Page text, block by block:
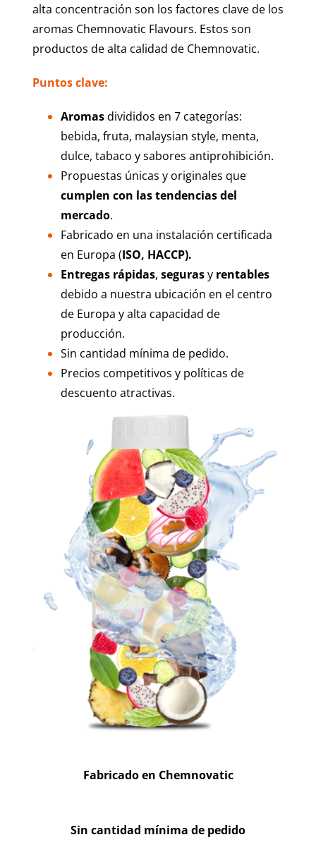
alta concentración son los factores clave de los
aromas Chemnovatic Flavours. Estos son
productos de alta calidad de Chemnovatic.
Puntos clave:
Aromasdivididos en 7 categorías:
bebida, fruta, malaysian style, menta,
dulce, tabaco y sabores antiprohibición.
Propuestas únicas y originales que
cumplen con las tendencias del
mercado.
Fabricado en una instalación certificada
en Europa (ISO, HACCP).
Entregas rápidas, segurasy rentables
debido a nuestra ubicación en el centro
de Europa y alta capacidad de
producción.
Sin cantidad mínima de pedido.
Precios competitivos y políticas de
descuento atractivas.
Fabricado en Chemnovatic
Sin cantidad mínima de pedido